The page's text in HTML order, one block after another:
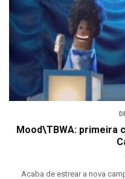
Mood\TBWA: primeira
Acaba de estrear a nova